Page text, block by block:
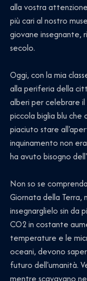
alla vostra
più cari al nostro
giovane insegnante,
secolo.
Oggi, con la mia
alla periferia della
alberi per celebrare
piccola biglia blu che
piaciuto stare
inquinamento non
ha avuto bisogno
Non so se
Giornata della Terra,
insegnarglielo sin da
CO2 in costante
temperature e le
oceani, devono
futuro dell'umanità.